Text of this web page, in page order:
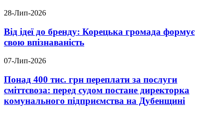
28-Лип-2026
Від ідеї до бренду: Корецька громада формує
свою впізнаваність
07-Лип-2026
Понад 400 тис. грн переплати за послуги
сміттєвоза: перед судом постане директорка
комунального підприємства на Дубенщині